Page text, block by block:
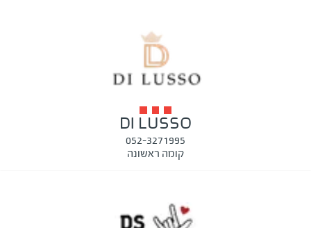
DI LUSSO
052-3271995
קומה ראשונה